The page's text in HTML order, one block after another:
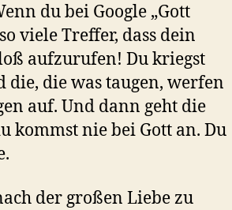
du bei Google „Gott
viele Treffer, dass dein
aufzurufen! Du kriegst
die, die was taugen, werfen
auf. Und dann geht die
kommst nie bei Gott an. Du
der großen Liebe zu